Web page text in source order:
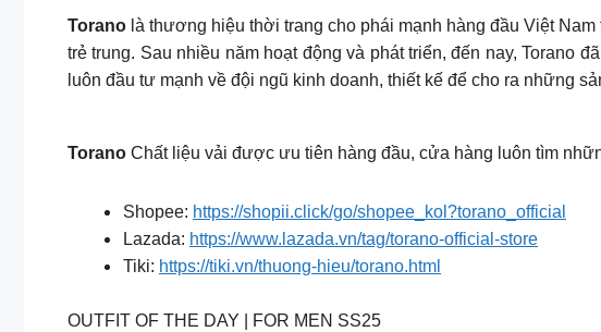
Torano là thương hiệu thời trang cho phái mạnh hàng đầu Việt
trẻ trung. Sau nhiều năm hoạt động và phát triển, đến nay, Torano
luôn đầu tư mạnh về đội ngũ kinh doanh, thiết kế để cho ra những
Torano Chất liệu vải được ưu tiên hàng đầu, cửa hàng luôn tìm
Shopee: https://shopii.click/go/shopee_kol?torano_official
Lazada: https://www.lazada.vn/tag/torano-official-store
Tiki: https://tiki.vn/thuong-hieu/torano.html
OUTFIT OF THE DAY | FOR MEN SS25